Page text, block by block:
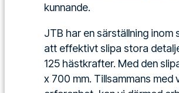
kunnande.
JTB har en särställning
att effektivt slipa stora
125 hästkrafter. Med den
x 700 mm. Tillsammans